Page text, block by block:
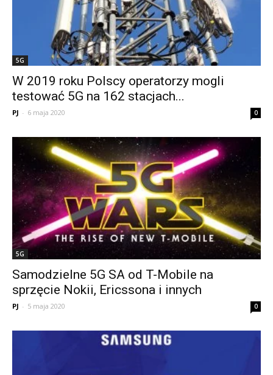
5G
W 2019 roku Polscy operatorzy mogli
testować 5G na 162 stacjach...
PJ - 6 maja 2020 0
5G
Samodzielne 5G SA od T-Mobile na
sprzęcie Nokii, Ericssona i innych
PJ - 5 maja 2020 0